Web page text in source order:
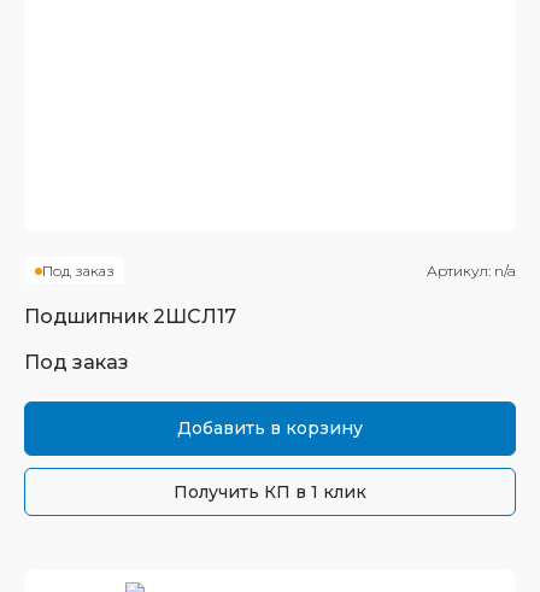
Под заказ Артикул: n/a
Подшипник 2ШСЛ17
Под заказ
Добавить в корзину
Получить КП в 1 клик